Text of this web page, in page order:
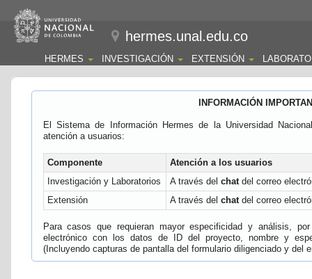
hermes.unal.edu.co
HERMES INVESTIGACIÓN EXTENSIÓN
INFORMACIÓN
El Sistema de Información Hermes de la Universidad
atención a usuarios:
Componente
Atención a los usuarios
Investigación y Laboratorios
A través del chatdel correo
Extensión
A través del chatdel correo
Para casos que requieran mayor especificidad y análisis,
electrónico con los datos de ID del proyecto, nombre y
(Incluyendo capturas de pantalla del formulario diligenciado y del